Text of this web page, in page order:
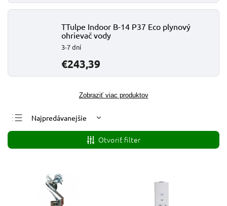
TTulpe Indoor B-14 P37 Eco plynový
ohrievač vody
3-7 dní
€243,39
Zobraziť viac produktov
Najpredávanejšie
Najlacnejšie
Najdrahšie
Otvoriť filter